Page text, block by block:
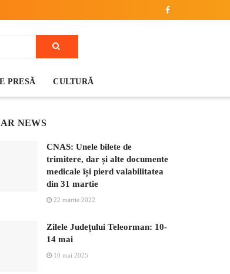
PRESĂ CULTURĂ
NEWS
CNAS: Unele bilete de
trimitere, dar și alte documente
medicale își pierd valabilitatea
din 31 martie
22 martie 2022
Zilele Județului Teleorman: 10-
14 mai
10 mai 2025